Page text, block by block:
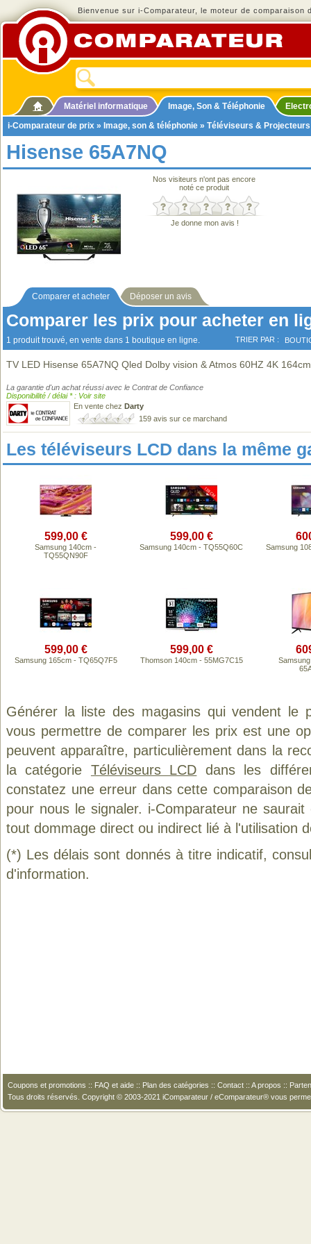
Bienvenue sur i-Comparateur, le moteur de comparaison
Matériel informatique Image, Son & Téléphonie
i-Comparateur de prix » Image, son & téléphonie » Téléviseurs & Projecteurs
Hisense 65A7NQ
Nos visiteurs n'ont pas encore
noté ce produit
Je donne mon avis !
Comparer et acheter Déposer un avis
Comparer les prix pour acheter en
1 produit trouvé, en vente dans 1 boutique en ligne. TRIER PAR :
TV LED Hisense 65A7NQ Qled Dolby vision & Atmos 60HZ 4K
La garantie d'un achat réussi avec le Contrat de Confiance
Disponibilité / délai * : Voir site
En vente chez Darty
159 avis sur ce marchand
Les téléviseurs LCD dans la même
599,00 €
Samsung 140cm -
TQ55QN90F
599,00 €
Samsung 140cm - TQ55Q60C Samsung
599,00 €
Samsung 165cm - TQ65Q7F5
599,00 €
Thomson 140cm - 55MG7C15
Générer la liste des magasins qui vendent le
vous permettre de comparer les prix est une
peuvent apparaître, particulièrement dans la
la catégorie Téléviseurs LCD dans les
constatez une erreur dans cette comparaison
pour nous le signaler. i-Comparateur ne
tout dommage direct ou indirect lié à l'utilisation
(*) Les délais sont donnés à titre indicatif,
d'information.
Coupons et promotions :: FAQ et aide :: Plan des catégories :: Contact :: A propos ::
Tous droits réservés. Copyright © 2003-2021 iComparateur / eComparateur® vous